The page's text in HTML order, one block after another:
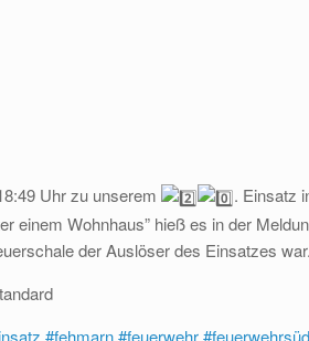
Uhr zu unserem
. Einsatz
einem Wohnhaus” hieß es in der
der Auslöser des Einsatzes
#fehmarn#feuerwehr